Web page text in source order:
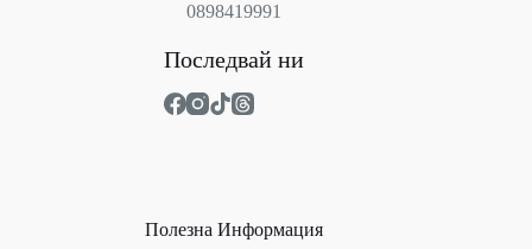
0898419991
Последвай ни
Полезна Информация